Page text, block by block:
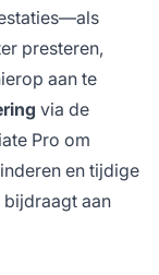
presteren,
aan te
via de
Pro om
en tijdige
aan